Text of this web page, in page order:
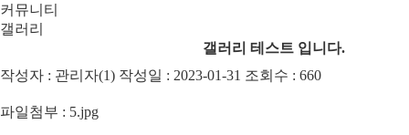
커뮤니티
갤러리
갤러리 테스트 입니다.
작성자 : 관리자(1) 작성일 : 2023-01-31 조회수 : 660
파일첨부 : 5.jpg